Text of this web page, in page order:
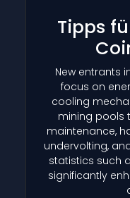
Tipps
New entrants
focus on
cooling
mining pools
maintenance,
undervolting,
statistics such
significantly